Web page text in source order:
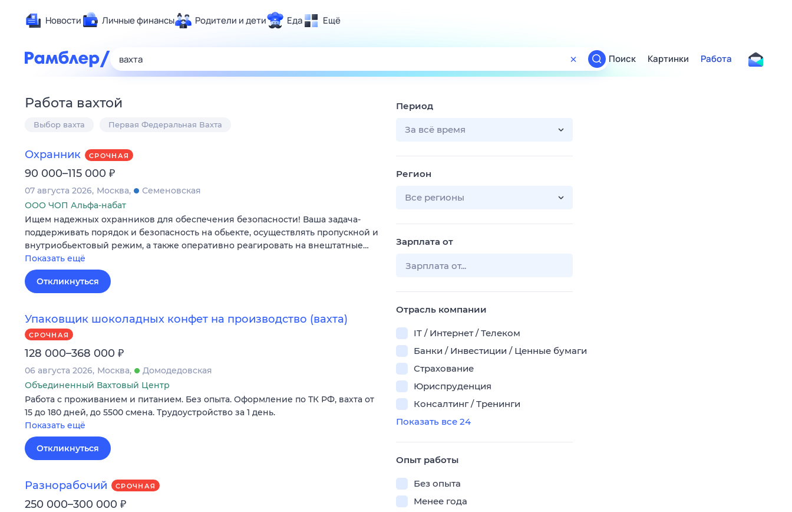
Новости Личные финансы Родители и дети Еда Ещё
Развлечения и отдых
Карьера
Гороскопы
Поиск
ТВ-программа
Поиск Картинки Работа
Работа вахтой
Выбор вахта Первая Федеральная Вахта
Охранник СРОЧНАЯ
90 000–115 000 ₽
07 августа 2026 Москва
Семеновская
ООО ЧОП Альфа-набат
Ищем надежных охранников для обеспечения безопасности! Ваша задача-
поддерживать порядок и безопасность на обьекте, осуществлять пропускной и
внутриобьектовый режим, а также оперативно реагировать на внештатные…
Показать ещё
Откликнуться
Упаковщик шоколадных конфет на производство (вахта)
СРОЧНАЯ
128 000–368 000 ₽
06 августа 2026 Москва
Домодедовская
Объединенный Вахтовый Центр
Работа с проживанием и питанием. Без опыта. Оформление по ТК РФ, вахта от
15 до 180 дней, до 5500 смена. Трудоустройство за 1 день.
Показать ещё
Откликнуться
Разнорабочий СРОЧНАЯ
250 000–300 000 ₽
Период
За всё время
Регион
Все регионы
Зарплата от
Отрасль компании
IT / Интернет / Телеком
Банки / Инвестиции / Ценные бумаги
Страхование
Юриспруденция
Консалтинг / Тренинги
Показать все 24
Опыт работы
Без опыта
Менее года